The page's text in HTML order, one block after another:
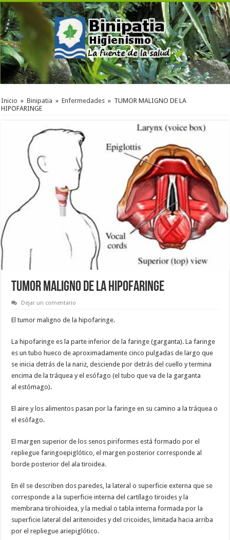
Inicio » Binipatia » Enfermedades » TUMOR MALIGNO DE LA
HIPOFARINGE
TUMOR MALIGNO DE LA HIPOFARINGE
Dejar un comentario
El tumor maligno de la hipofaringe.
La hipofaringe es la parte inferior de la faringe (garganta). La faringe
es un tubo hueco de aproximadamente cinco pulgadas de largo que
se inicia detrás de la nariz, desciende por detrás del cuello y termina
encima de la tráquea y el esófago (el tubo que va de la garganta
al estómago).
El aire y los alimentos pasan por la faringe en su camino a la tráquea o
el esófago.
El margen superior de los senos piriformes está formado por el
repliegue faringoepiglótico, el margen posterior corresponde al
borde posterior del ala tiroidea.
En él se describen dos paredes, la lateral o superficie externa que se
corresponde a la superficie interna del cartílago tiroides y la
membrana tirohioidea, y la medial o tabla interna formada por la
superficie lateral del aritenoides y del cricoides, limitada hacia arriba
por el repliegue ariepiglótico.